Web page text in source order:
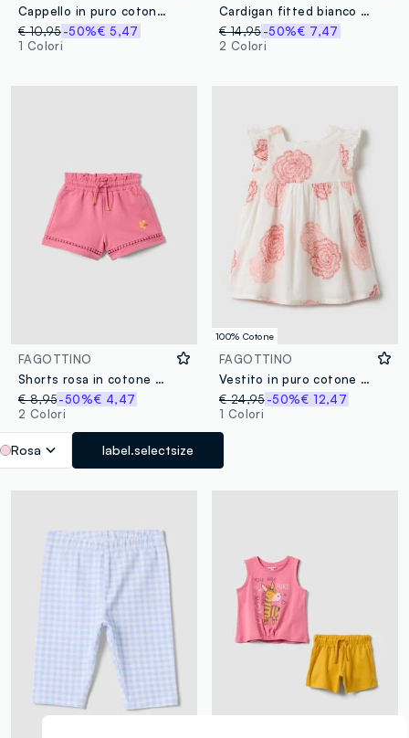
Cappello in puro cotone a righe multicolor da bimba con Minnie
€ 10,95-50%€ 5,47
1 Colori
Cardigan fitted bianco in puro cotone da bimba lavorato a maglia
€ 14,95 -50%€ 7,47
2 Colori
FAGOTTINO
Shorts rosa in cotone elasticizzato per bimba regular fit
€ 8,95-50%€ 4,47
2 Colori
Rosa label.selectsize
100% Cotone
FAGOTTINO
Vestito in puro cotone multicolor da bimba regular fit con fiori
€ 24,95 -50%€ 12,47
1 Colori